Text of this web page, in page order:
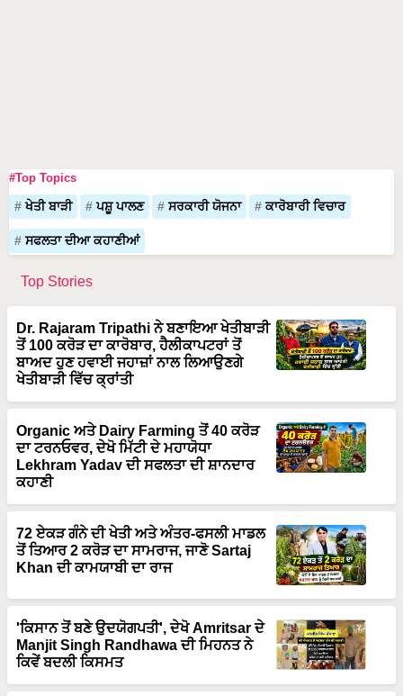
#Top Topics
ਖੇਤੀ ਬਾੜੀ ਪਸ਼ੂ ਪਾਲਣ ਸਰਕਾਰੀ ਯੋਜਨਾ ਕਾਰੋਬਾਰੀ ਵਿਚਾਰ
ਸਫਲਤਾ ਦੀਆ ਕਹਾਣੀਆਂ
Top Stories
Dr. Rajaram Tripathi ਨੇ ਬਣਾਇਆ ਖੇਤੀਬਾੜੀ
ਤੋਂ 100 ਕਰੋੜ ਦਾ ਕਾਰੋਬਾਰ, ਹੈਲੀਕਾਪਟਰਾਂ ਤੋਂ
ਬਾਅਦ ਹੁਣ ਹਵਾਈ ਜਹਾਜ਼ਾਂ ਨਾਲ ਲਿਆਉਣਗੇ
ਖੇਤੀਬਾੜੀ ਵਿੱਚ ਕ੍ਰਾਂਤੀ
Organic ਅਤੇ Dairy Farming ਤੋਂ 40 ਕਰੋੜ
ਦਾ ਟਰਨਓਵਰ, ਦੇਖੋ ਮਿੱਟੀ ਦੇ ਮਹਾਯੋਧਾ
Lekhram Yadav ਦੀ ਸਫਲਤਾ ਦੀ ਸ਼ਾਨਦਾਰ
ਕਹਾਣੀ
72 ਏਕੜ ਗੰਨੇ ਦੀ ਖੇਤੀ ਅਤੇ ਅੰਤਰ-ਫਸਲੀ ਮਾਡਲ
ਤੋਂ ਤਿਆਰ 2 ਕਰੋੜ ਦਾ ਸਾਮਰਾਜ, ਜਾਣੋ Sartaj
Khan ਦੀ ਕਾਮਯਾਬੀ ਦਾ ਰਾਜ
'ਕਿਸਾਨ ਤੋਂ ਬਣੇ ਉਦਯੋਗਪਤੀ', ਦੇਖੋ Amritsar ਦੇ
Manjit Singh Randhawa ਦੀ ਮਿਹਨਤ ਨੇ
ਕਿਵੇਂ ਬਦਲੀ ਕਿਸਮਤ